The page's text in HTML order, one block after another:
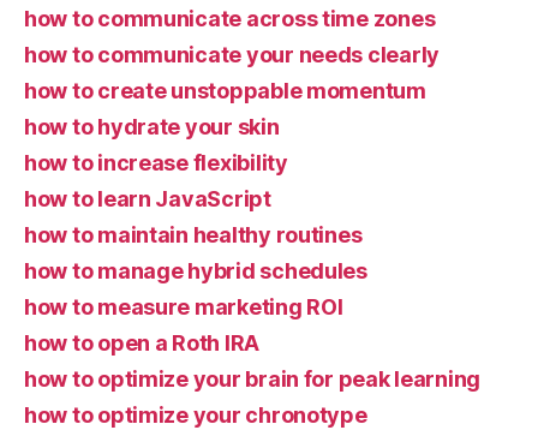
how to communicate across time zones
how to communicate your needs clearly
how to create unstoppable momentum
how to hydrate your skin
how to increase flexibility
how to learn JavaScript
how to maintain healthy routines
how to manage hybrid schedules
how to measure marketing ROI
how to open a Roth IRA
how to optimize your brain for peak learning
how to optimize your chronotype